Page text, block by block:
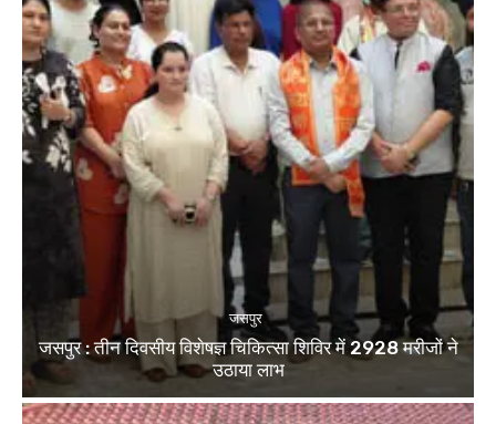
जसपुर
जसपुर : तीन दिवसीय विशेषज्ञ चिकित्सा शिविर में 2928 मरीजों ने
उठाया लाभ